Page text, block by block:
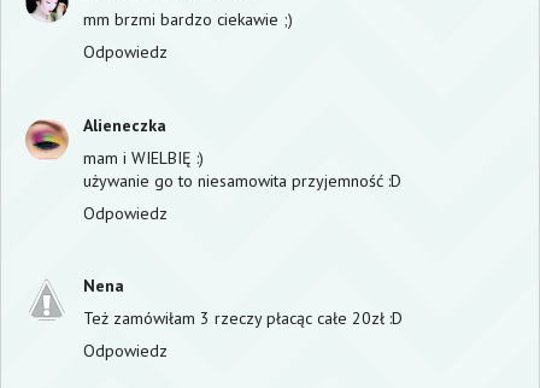
mm brzmi bardzo ciekawie ;)
Odpowiedz
Alieneczka
mam i WIELBIĘ :)
używanie go to niesamowita przyjemność :D
Odpowiedz
Nena
Też zamówiłam 3 rzeczy płacąc całe 20zł :D
Odpowiedz